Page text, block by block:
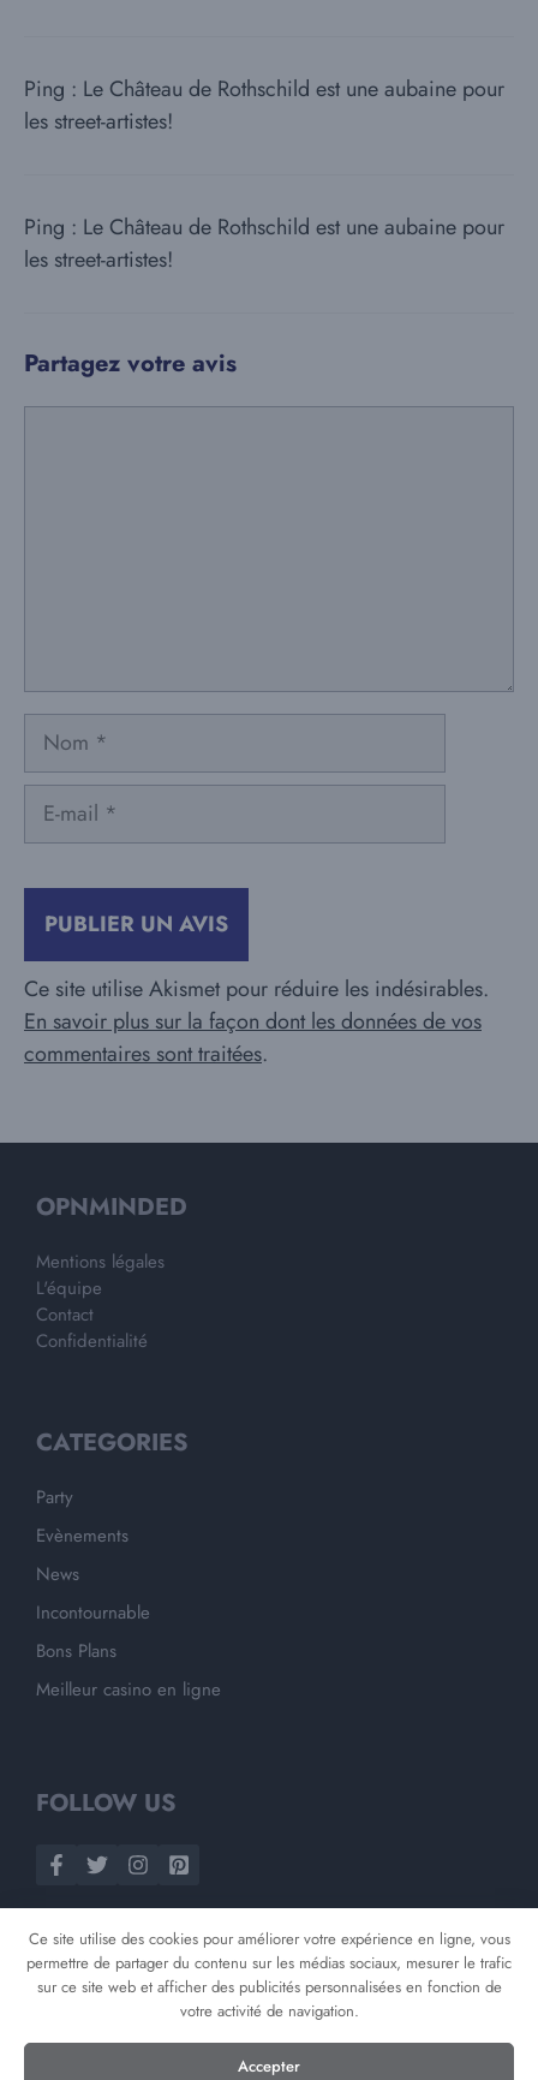
Ping : Le Château de Rothschild est une aubaine pour
les street-artistes!
Ping : Le Château de Rothschild est une aubaine pour
les street-artistes!
Partagez votre avis
Nom
mail
Ce site utilise Akismet pour réduire les indésirables.
En savoir plus sur la façon dont les données de vos
commentaires sont traitées.
OPNMINDED
Mentions légales
L'équipe
Contact
Confidentialité
CATEGORIES
Party
Evènements
News
Incontournable
Bons Plans
Meilleur casino en ligne
FOLLOW US
©2026Opnminded
Ce site utilise des cookies pour améliorer votre expérience en ligne, vous
permettre de partager du contenu sur les médias sociaux, mesurer le trafic
sur ce site web et afficher des publicités personnalisées en fonction de
votre activité de navigation.
Accepter